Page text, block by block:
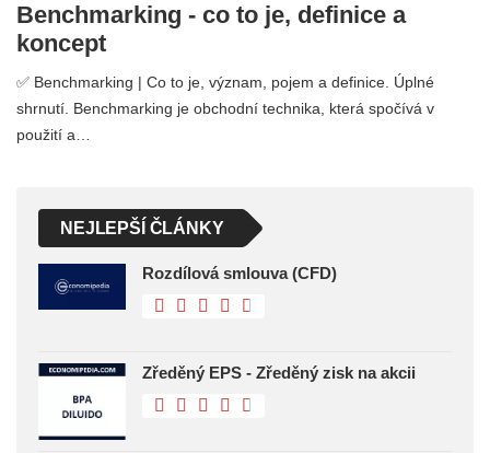
Benchmarking - co to je, definice a
koncept
✅ Benchmarking | Co to je, význam, pojem a definice. Úplné
shrnutí. Benchmarking je obchodní technika, která spočívá v
použití a…
NEJLEPŠÍ ČLÁNKY
Rozdílová smlouva (CFD)
Zředěný EPS - Zředěný zisk na akcii